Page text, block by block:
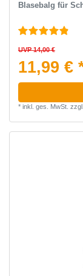
Blasebalg für
UVP 14,00 €
11,99 €
* inkl. ges. MwSt. zzgl.